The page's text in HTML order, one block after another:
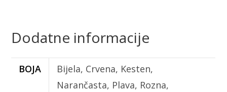
Dodatne informacije
BOJA
Bijela, Crvena, Kesten,
Narančasta, Plava, Rozna,